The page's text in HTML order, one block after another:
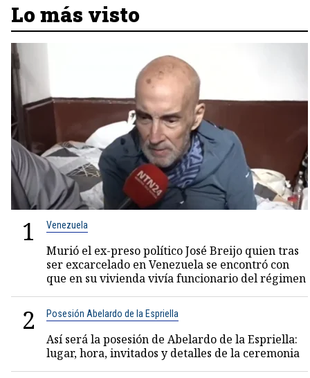
Lo más visto
1 Venezuela
Murió el ex-preso político José Breijo quien tras
ser excarcelado en Venezuela se encontró con
que en su vivienda vivía funcionario del régimen
2 Posesión Abelardo de la Espriella
Así será la posesión de Abelardo de la Espriella:
lugar, hora, invitados y detalles de la ceremonia